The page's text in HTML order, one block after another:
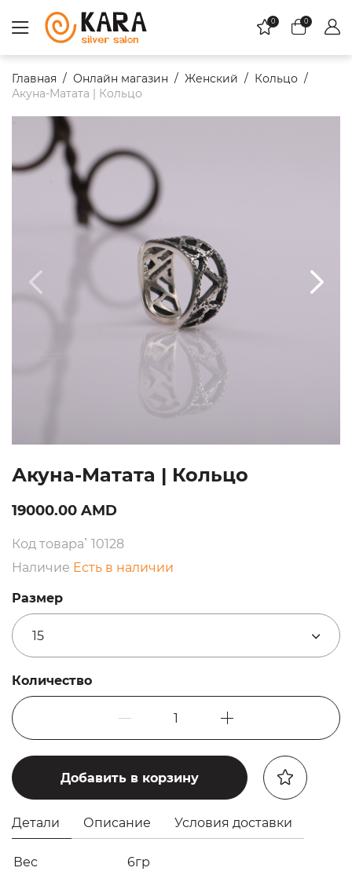
0 0
Главная Онлайн магазин Женский
Кольцо
Акуна-Матата | Кольцо
Акуна-Матата | Кольцо
19000.00 AMD
Код товара՝ 10128
Наличие Есть в наличии
Размер
15
Количество
1
Добавить в корзину
Детали Описание Условия доставки
Вес
6гр